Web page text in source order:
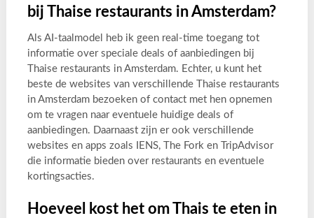
bij Thaise restaurants in Amsterdam?
Als AI-taalmodel heb ik geen real-time toegang tot
informatie over speciale deals of aanbiedingen bij
Thaise restaurants in Amsterdam. Echter, u kunt het
beste de websites van verschillende Thaise restaurants
in Amsterdam bezoeken of contact met hen opnemen
om te vragen naar eventuele huidige deals of
aanbiedingen. Daarnaast zijn er ook verschillende
websites en apps zoals IENS, The Fork en TripAdvisor
die informatie bieden over restaurants en eventuele
kortingsacties.
Hoeveel kost het om Thais te eten in